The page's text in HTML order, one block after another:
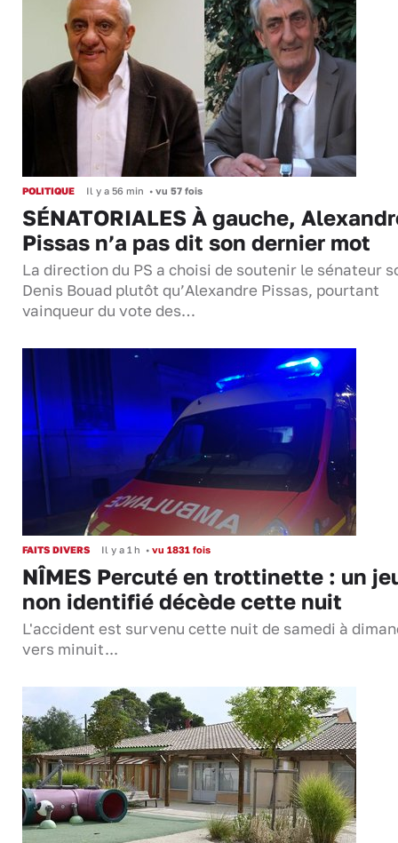
POLITIQUE Il y a 56 min • vu 57 fois
SÉNATORIALES À gauche,
Pissas n’a pas dit son dernier mot
La direction du PS a choisi de soutenir le sénateur
Denis Bouad plutôt qu’Alexandre Pissas, pourtant
vainqueur du vote des…
FAITS DIVERS Il y a 1 h • vu 1831 fois
NÎMES Percuté en trottinette : un
non identifié décède cette nuit
L'accident est survenu cette nuit de samedi à
vers minuit...